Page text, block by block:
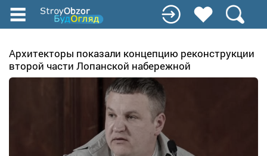
Перейти
содержанию
Архитекторы показали концепцию реконструкции
второй части Лопанской набережной